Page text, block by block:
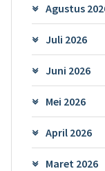
Agustus
Juli 2026
Juni 2026
Mei 2026
April 2026
Maret 2026